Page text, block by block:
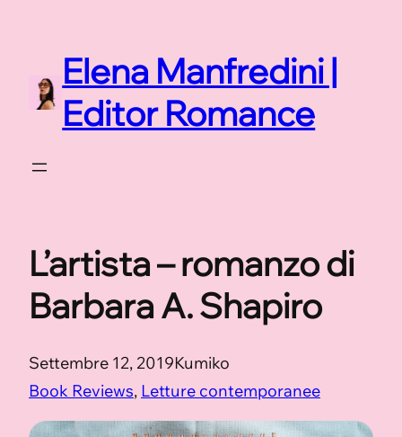
contenutoElena Manfredini |
Editor Romance
L’artista – romanzo di
Barbara A. Shapiro
Settembre 12, 2019Kumiko
Book Reviews, Letture contemporanee